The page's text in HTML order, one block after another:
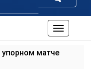
по
матче